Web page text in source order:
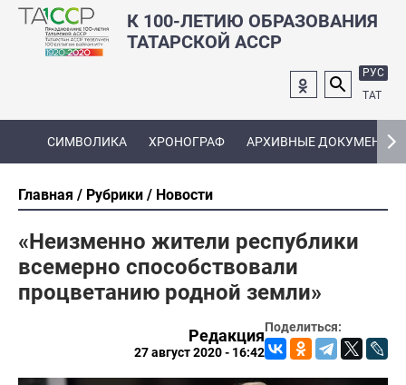
К 100-ЛЕТИЮ ОБРАЗОВАНИЯ
ТАТАРСКОЙ АССР
РУС
ТАТ
СИМВОЛИКА ХРОНОГРАФ АРХИВНЫЕ ДОКУМЕНТЫ
Главная Рубрики Новости
«Неизменно жители республики
всемерно способствовали
процветанию родной земли»
Поделиться:
Редакция
27 август 2020 - 16:42